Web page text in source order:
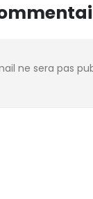
ne sera pas